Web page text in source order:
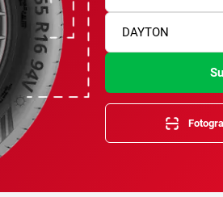
DAYTON